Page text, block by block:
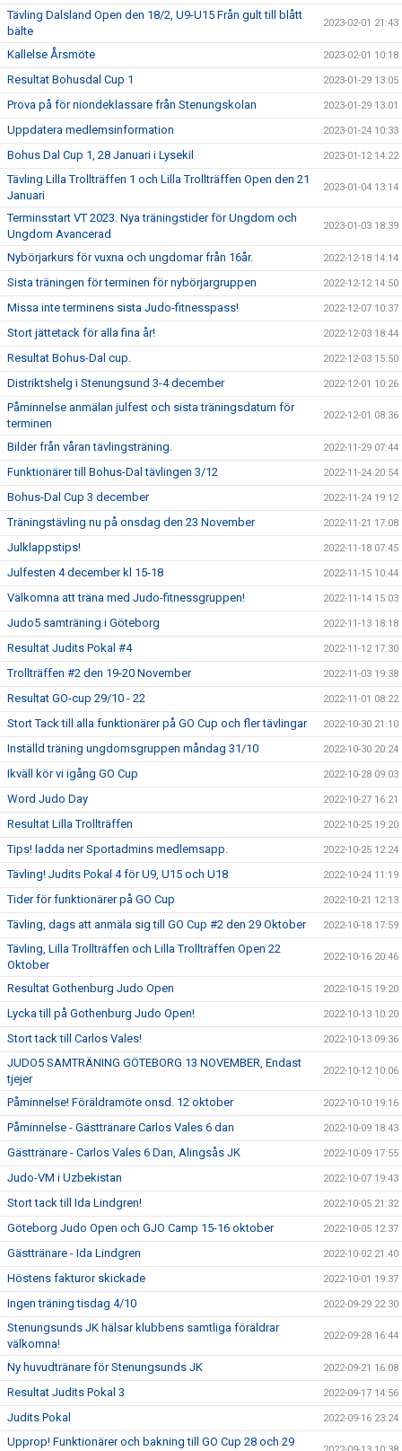
Tävling Dalsland Open den 18/2, U9-U15 Från gult till blått
bälte
2023-02-01 21:43
Kallelse Årsmöte 2023-02-01 10:18
Resultat Bohusdal Cup 1 2023-01-29 13:05
Prova på för niondeklassare från Stenungskolan 2023-01-29 13:01
Uppdatera medlemsinformation 2023-01-24 10:33
Bohus Dal Cup 1, 28 Januari i Lysekil 2023-01-12 14:22
Tävling Lilla Trollträffen 1 och Lilla Trollträffen Open den 21
Januari
2023-01-04 13:14
Terminsstart VT 2023. Nya träningstider för Ungdom och
Ungdom Avancerad
2023-01-03 18:39
Nybörjarkurs för vuxna och ungdomar från 16år. 2022-12-18 14:14
Sista träningen för terminen för nybörjargruppen 2022-12-12 14:50
Missa inte terminens sista Judo-fitnesspass! 2022-12-07 10:37
Stort jättetack för alla fina år! 2022-12-03 18:44
Resultat Bohus-Dal cup. 2022-12-03 15:50
Distriktshelg i Stenungsund 3-4 december 2022-12-01 10:26
Påminnelse anmälan julfest och sista träningsdatum för
terminen
2022-12-01 08:36
Bilder från våran tävlingsträning. 2022-11-29 07:44
Funktionärer till Bohus-Dal tävlingen 3/12 2022-11-24 20:54
Bohus-Dal Cup 3 december 2022-11-24 19:12
Träningstävling nu på onsdag den 23 November 2022-11-21 17:08
Julklappstips! 2022-11-18 07:45
Julfesten 4 december kl 15-18 2022-11-15 10:44
Välkomna att träna med Judo-fitnessgruppen! 2022-11-14 15:03
Judo5 samträning i Göteborg 2022-11-13 18:18
Resultat Judits Pokal #4 2022-11-12 17:30
Trollträffen #2 den 19-20 November 2022-11-03 19:38
Resultat GO-cup 29/10 - 22 2022-11-01 08:22
Stort Tack till alla funktionärer på GO Cup och fler tävlingar 2022-10-30 21:10
Inställd träning ungdomsgruppen måndag 31/10 2022-10-30 20:24
Ikväll kör vi igång GO Cup 2022-10-28 09:03
Word Judo Day 2022-10-27 16:21
Resultat Lilla Trollträffen 2022-10-25 19:20
Tips! ladda ner Sportadmins medlemsapp. 2022-10-25 12:24
Tävling! Judits Pokal 4 för U9, U15 och U18 2022-10-24 11:19
Tider för funktionärer på GO Cup 2022-10-21 12:13
Tävling, dags att anmäla sig till GO Cup #2 den 29 Oktober 2022-10-18 17:59
Tävling, Lilla Trollträffen och Lilla Trollträffen Open 22
Oktober
2022-10-16 20:46
Resultat Gothenburg Judo Open 2022-10-15 19:20
Lycka till på Gothenburg Judo Open! 2022-10-13 10:20
Stort tack till Carlos Vales! 2022-10-13 09:36
JUDO5 SAMTRÄNING GÖTEBORG 13 NOVEMBER, Endast
tjejer
2022-10-12 10:06
Påminnelse! Föräldramöte onsd. 12 oktober 2022-10-10 19:16
Påminnelse - Gästtränare Carlos Vales 6 dan 2022-10-09 18:43
Gästtränare - Carlos Vales 6 Dan, Alingsås JK 2022-10-09 17:55
Judo-VM i Uzbekistan 2022-10-07 19:43
Stort tack till Ida Lindgren! 2022-10-05 21:32
Göteborg Judo Open och GJO Camp 15-16 oktober 2022-10-05 12:37
Gästtränare - Ida Lindgren 2022-10-02 21:40
Höstens fakturor skickade 2022-10-01 19:37
Ingen träning tisdag 4/10 2022-09-29 22:30
Stenungsunds JK hälsar klubbens samtliga föräldrar
välkomna!
2022-09-28 16:44
Ny huvudtränare för Stenungsunds JK 2022-09-21 16:08
Resultat Judits Pokal 3 2022-09-17 14:56
Judits Pokal 2022-09-16 23:24
Upprop! Funktionärer och bakning till GO Cup 28 och 29